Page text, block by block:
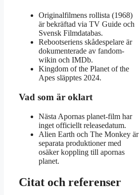
Originalfilmens rollista (1968)
är bekräftad via TV Guide och
Svensk Filmdatabas.
Rebootseriens skådespelare är
dokumenterade av fandom-
wikin och IMDb.
Kingdom of the Planet of the
Apes släpptes 2024.
Vad som är oklart
Nästa Apornas planet-film har
inget officiellt releasedatum.
Alien Earth och The Monkey är
separata produktioner med
osäker koppling till apornas
planet.
Citat och referenser